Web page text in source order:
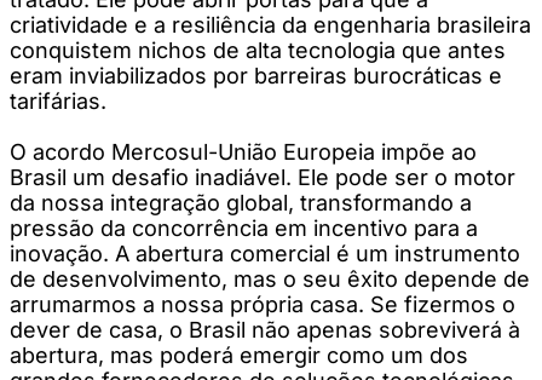
criatividade e a resiliência da engenharia brasileira
conquistem nichos de alta tecnologia que antes
eram inviabilizados por barreiras burocráticas e
tarifárias.
O acordo Mercosul-União Europeia impõe ao
Brasil um desafio inadiável. Ele pode ser o motor
da nossa integração global, transformando a
pressão da concorrência em incentivo para a
inovação. A abertura comercial é um instrumento
de desenvolvimento, mas o seu êxito depende de
arrumarmos a nossa própria casa. Se fizermos o
dever de casa, o Brasil não apenas sobreviverá à
abertura, mas poderá emergir como um dos